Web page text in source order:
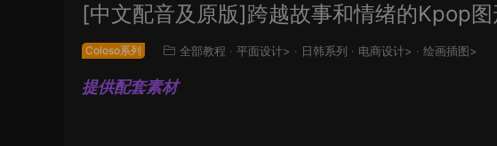
[中文配音及原版]跨越故事和情绪的Kpop
Coloso系列 全部教程 · 平面设计> · 日韩系列 · 电商设计> · 绘画插图>
提供配套素材